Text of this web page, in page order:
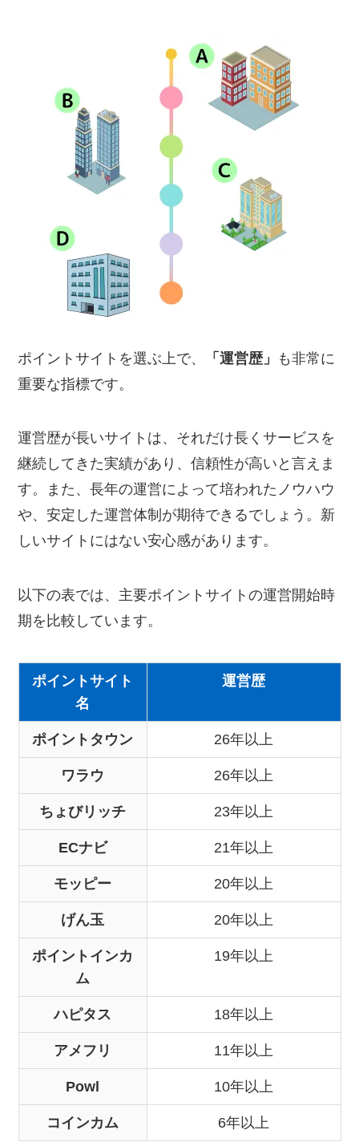
ポイントサイトを選ぶ上で、 「運営歴」
も非常に
重要な指標です。
運営歴が長いサイトは、それだけ長くサービスを
継続してきた実績があり、信頼性が高いと言えま
す。また、長年の運営によって培われたノウハウ
や、安定した運営体制が期待できるでしょう。新
しいサイトにはない安心感があります。
以下の表では、主要ポイントサイトの運営開始時
期を比較しています。
ポイントサイト
名
運営歴
ポイントタウン 26年以上
ワラウ 26年以上
ちょびリッチ 23年以上
ECナビ 21年以上
モッピー 20年以上
げん玉 20年以上
ポイントインカ
ム
19年以上
ハピタス 18年以上
アメフリ 11年以上
Powl 10年以上
コインカム 6年以上